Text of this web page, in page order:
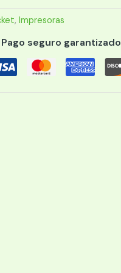
, Impresoras
Pago seguro garantizado